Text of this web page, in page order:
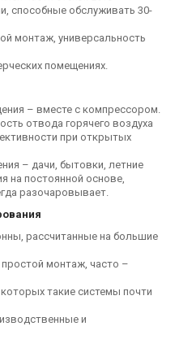
способные обслуживать 30-
монтаж, универсальность
помещениях.
– вместе с компрессором.
отвода горячего воздуха
при открытых
– дачи, бытовки, летние
на постоянной основе,
разочаровывает.
рассчитанные на большие
монтаж, часто –
такие системы почти
и